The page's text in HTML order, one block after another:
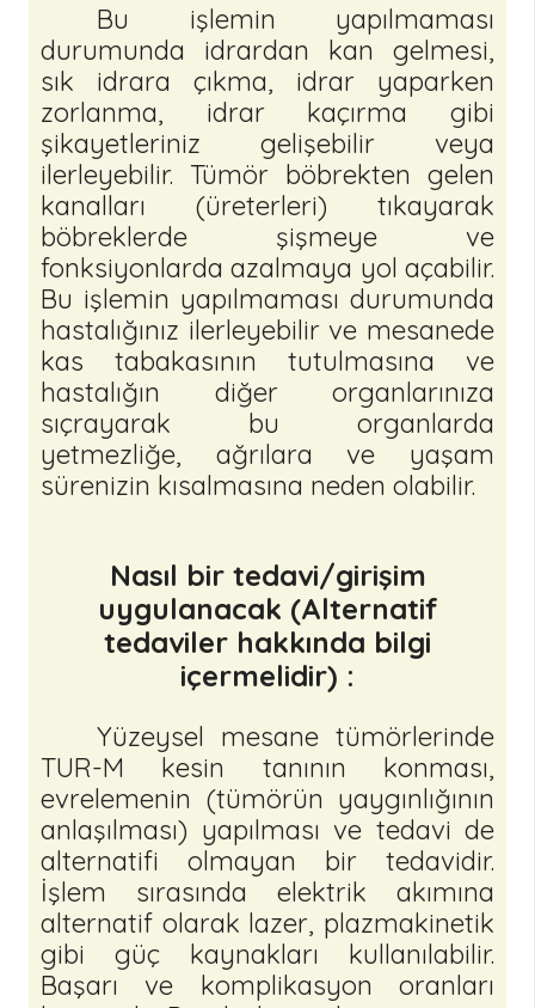
Bu işlemin yapılmaması
durumunda idrardan kan gelmesi,
sık idrara çıkma, idrar yaparken
zorlanma, idrar kaçırma gibi
şikayetleriniz gelişebilir veya
ilerleyebilir. Tümör böbrekten gelen
kanalları (üreterleri) tıkayarak
böbreklerde şişmeye ve
fonksiyonlarda azalmaya yol açabilir.
Bu işlemin yapılmaması durumunda
hastalığınız ilerleyebilir ve mesanede
kas tabakasının tutulmasına ve
hastalığın diğer organlarınıza
sıçrayarak bu organlarda
yetmezliğe, ağrılara ve yaşam
sürenizin kısalmasına neden olabilir.
Nasıl bir tedavi/girişim
uygulanacak (Alternatif
tedaviler hakkında bilgi
içermelidir) :
Yüzeysel mesane tümörlerinde
TUR-M kesin tanının konması,
evrelemenin (tümörün yaygınlığının
anlaşılması) yapılması ve tedavi de
alternatifi olmayan bir tedavidir.
İşlem sırasında elektrik akımına
alternatif olarak lazer, plazmakinetik
gibi güç kaynakları kullanılabilir.
Başarı ve komplikasyon oranları